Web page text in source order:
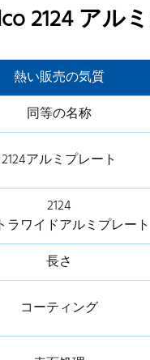
1.5インチ(t)2124-T851 ア
インチ(t)2124-T851 ア
インチ(t)2124-T851 ア
インチ(t)2124-T851 ア
1.75インチ(t)2124-T851 アル
1.75インチ(t)2124-T851 ア
1.75インチ(t)2124-T851 アル
1.75インチ(t)2124-T851 アル
1.75インチ(t)2124-T851 ア
1.75インチ(t)2124-T851 ア
2124 アル
熱い販売の気質
同等の名称
2124アルミプレート
2124
ラワイドアルミプレート
長さ
コーティング